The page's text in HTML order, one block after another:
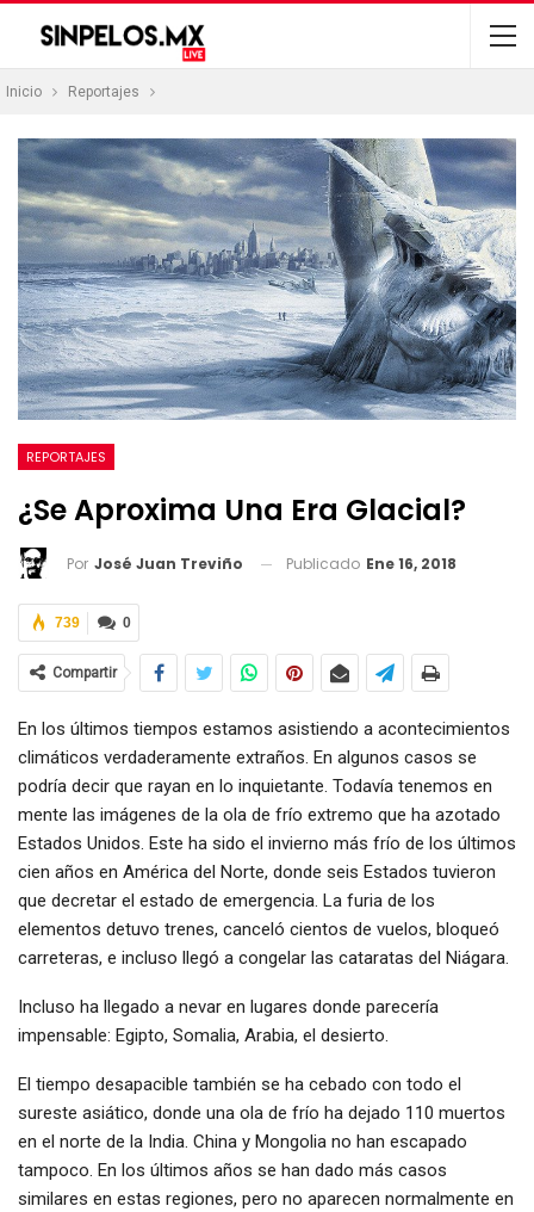
Inicio Reportajes
REPORTAJES
¿Se Aproxima Una Era Glacial?
Por José Juan Treviño Publicado Ene 16, 2018
0
739
Compartir
En los últimos tiempos estamos asistiendo a acontecimientos
climáticos verdaderamente extraños. En algunos casos se
podría decir que rayan en lo inquietante. Todavía tenemos en
mente las imágenes de la ola de frío extremo que ha azotado
Estados Unidos. Este ha sido el invierno más frío de los últimos
cien años en América del Norte, donde seis Estados tuvieron
que decretar el estado de emergencia. La furia de los
elementos detuvo trenes, canceló cientos de vuelos, bloqueó
carreteras, e incluso llegó a congelar las cataratas del Niágara.
Incluso ha llegado a nevar en lugares donde parecería
impensable: Egipto, Somalia, Arabia, el desierto.
El tiempo desapacible también se ha cebado con todo el
sureste asiático, donde una ola de frío ha dejado 110 muertos
en el norte de la India. China y Mongolia no han escapado
tampoco. En los últimos años se han dado más casos
similares en estas regiones, pero no aparecen normalmente en